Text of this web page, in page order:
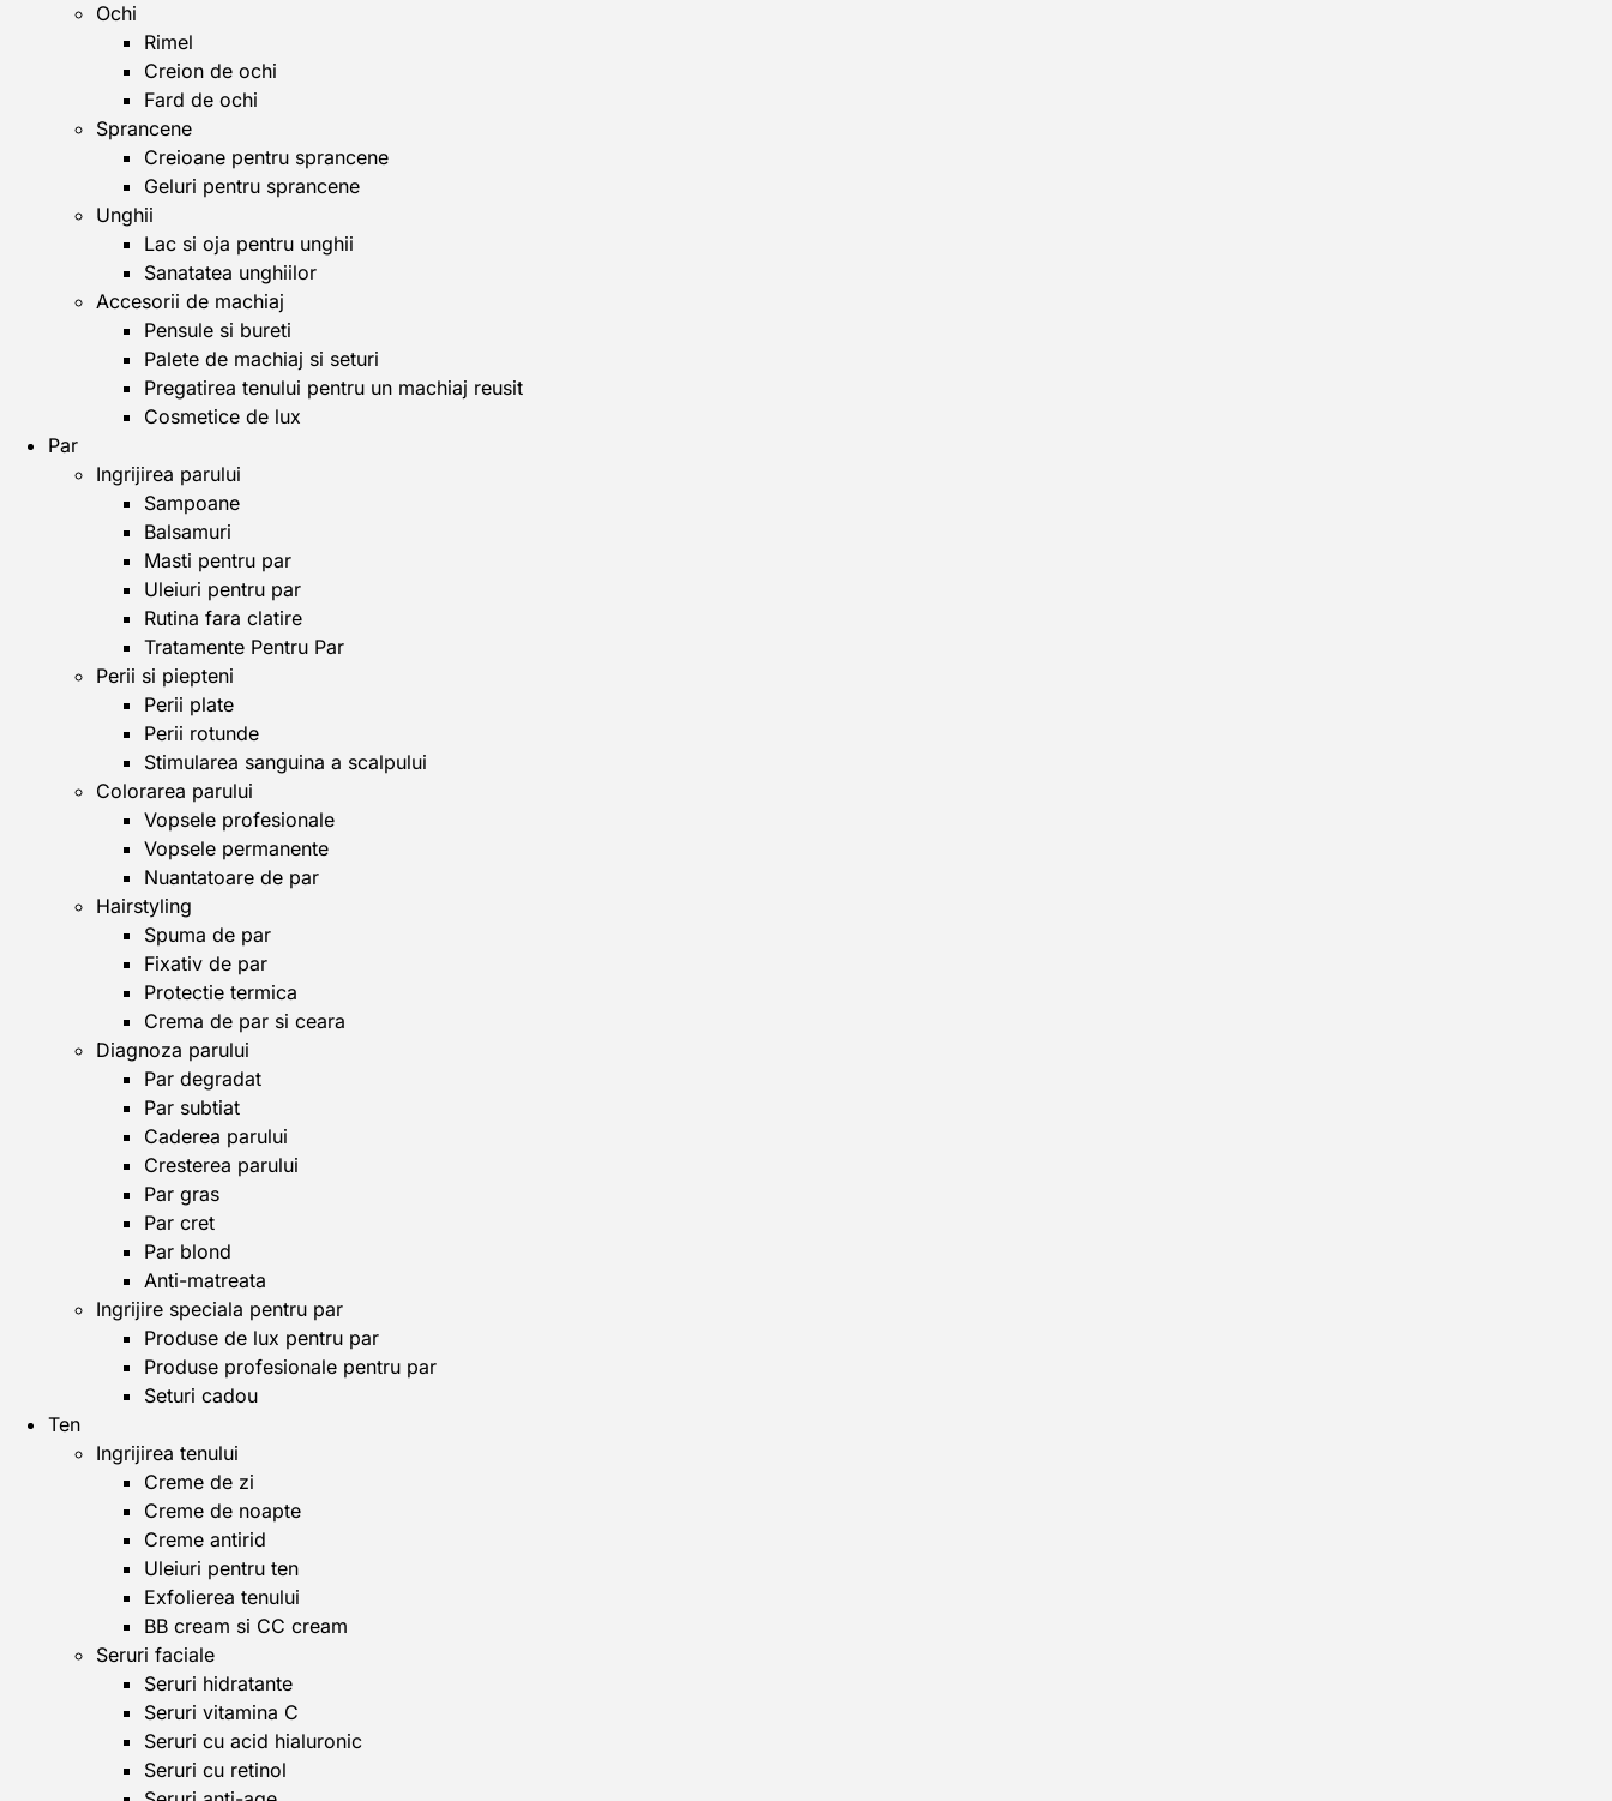
Ochi
Rimel
Creion de ochi
Fard de ochi
Sprancene
Creioane pentru sprancene
Geluri pentru sprancene
Unghii
Lac si oja pentru unghii
Sanatatea unghiilor
Accesorii de machiaj
Pensule si bureti
Palete de machiaj si seturi
Pregatirea tenului pentru un machiaj reusit
Cosmetice de lux
Par
Ingrijirea parului
Sampoane
Balsamuri
Masti pentru par
Uleiuri pentru par
Rutina fara clatire
Tratamente Pentru Par
Perii si piepteni
Perii plate
Perii rotunde
Stimularea sanguina a scalpului
Colorarea parului
Vopsele profesionale
Vopsele permanente
Nuantatoare de par
Hairstyling
Spuma de par
Fixativ de par
Protectie termica
Crema de par si ceara
Diagnoza parului
Par degradat
Par subtiat
Caderea parului
Cresterea parului
Par gras
Par cret
Par blond
Anti-matreata
Ingrijire speciala pentru par
Produse de lux pentru par
Produse profesionale pentru par
Seturi cadou
Ten
Ingrijirea tenului
Creme de zi
Creme de noapte
Creme antirid
Uleiuri pentru ten
Exfolierea tenului
BB cream si CC cream
Seruri faciale
Seruri hidratante
Seruri vitamina C
Seruri cu acid hialuronic
Seruri cu retinol